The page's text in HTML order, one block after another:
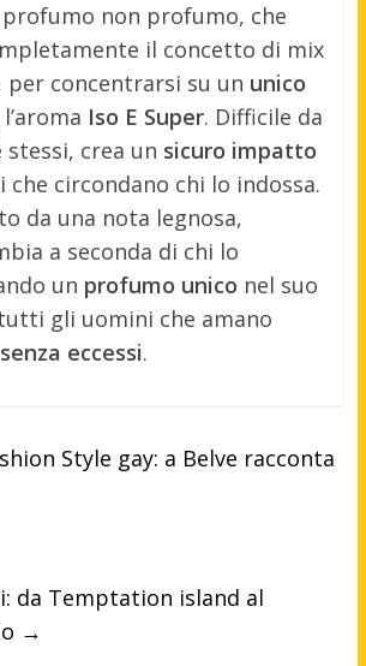
non profumo, che
il concetto di mix
per concentrarsi su un unico
l’aroma Iso E Super. Difficile da
stessi, crea un sicuro impatto
circondano chi lo indossa.
da una nota legnosa,
a seconda di chi lo
un profumo unico nel suo
gli uomini che amano
eccessi.
Style gay: a Belve racconta
da Temptation island al
→